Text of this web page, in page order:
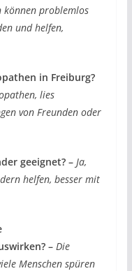
können problemlos
und helfen,
in Freiburg?
lies
von Freunden oder
geeignet? – Ja,
helfen, besser mit
– Die
Menschen spüren